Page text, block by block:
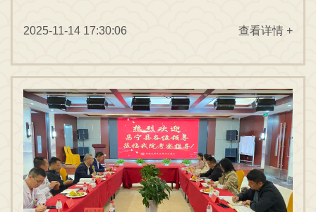
2025-11-14 17:30:06 查看详情 +